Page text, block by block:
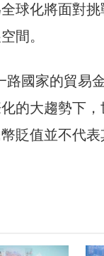
球化將面對
間。
國家的貿易
的大趨勢下
貶值並不代